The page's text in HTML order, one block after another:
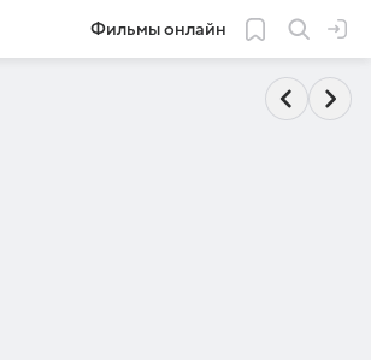
Фильмы онлайн